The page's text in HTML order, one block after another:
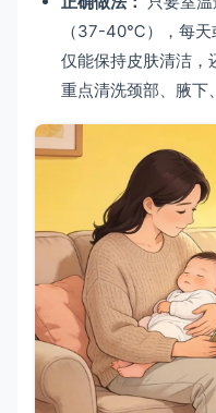
（37-40℃），每天
仅能保持皮肤清洁，
重点清洗颈部、腋下